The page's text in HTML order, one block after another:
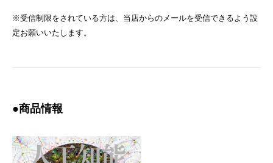
※受信制限をされている方は、当店からのメールを受信できるよう設
定お願いいたします。
●商品情報